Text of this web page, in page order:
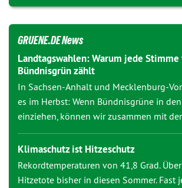
GRUENE.DE News
Landtagswahlen: Warum jede Stimme
Bündnisgrün zählt
In Sachsen-Anhalt und Mecklenburg-
es im Herbst: Wenn Bündnisgrüne in
einziehen, können wir zusammen mit
Klimaschutz ist Hitzeschutz
Rekordtemperaturen von 41,8 Grad.
Hitzetote bisher in diesen Sommer. Fast